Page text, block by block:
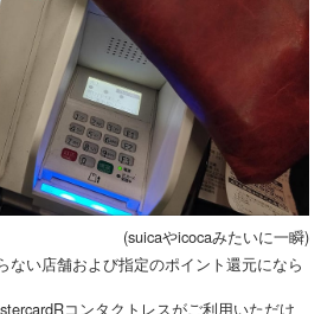
(suicaやicocaみたいに一瞬)
ない店舗および指定のポイント還元になら
コンタクトレスがご利用いただけ